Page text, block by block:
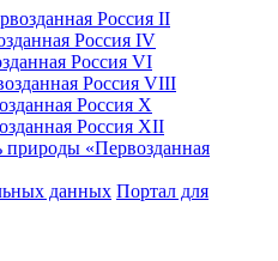
Россия II
Россия IV
Россия VI
Россия VIII
Россия X
Россия XII
данных Портал для